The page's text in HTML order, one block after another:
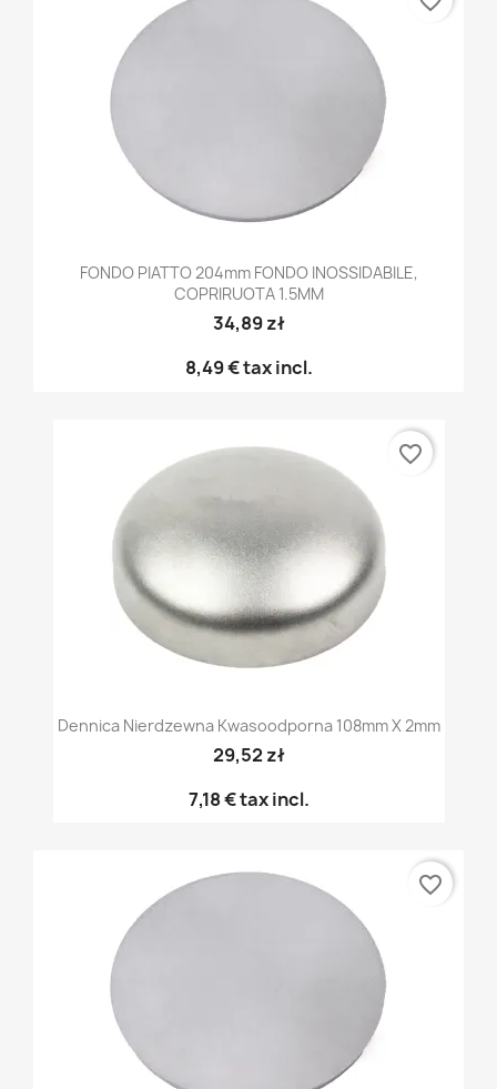
FONDO PIATTO 204mm FONDO INOSSIDABILE,
COPRIRUOTA 1.5MM
34,89 zł
8,49 €tax incl.
Dennica Nierdzewna Kwasoodporna 108mm X 2mm
29,52 zł
7,18 €tax incl.
favorite_border
favorite_border